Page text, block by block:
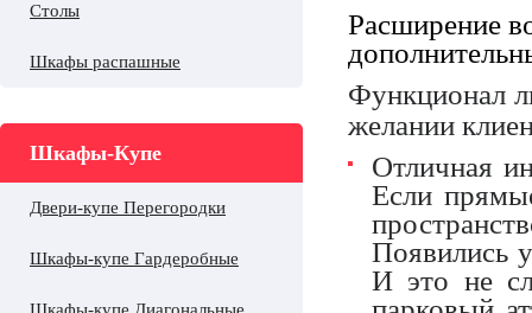
Столы
Шкафы распашные
Шкафы-Купе
Двери-купе Перегородки
Шкафы-купе Гардеробные
Расширение
Функционал
желании
Отличная
Если
Появились
И это не